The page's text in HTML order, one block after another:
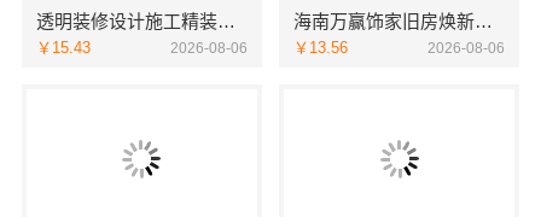
透明装修设计施工精装浙江臻美，口碑保障
￥15.43 2026-08-06
海南万赢饰家旧房焕新家庭装修吊顶造型
￥13.56 2026-08-06